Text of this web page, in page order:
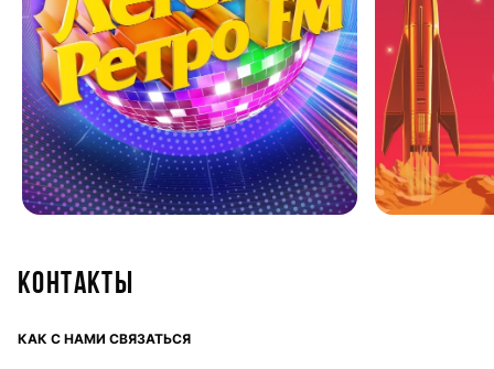
Контакты
КАК С НАМИ СВЯЗАТЬСЯ